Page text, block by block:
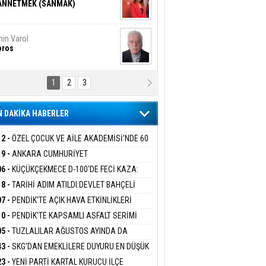
(SANMAK)
Varol
DNA Kuşaklararası
Biyolojik Faturası
Adıyaman
Bu Sahaya Sığmazam
Ali Çölük
Satırın İçindeki İnsan
Kılıç
ATEŞE ATILAN VİCDAN
BAŞARSLAN
1 2 3
DAKİKA HABERLER
- ÖZEL ÇOCUK VE AİLE AKADEMİSİ'NDE 60
HİZMET VERİLDİ
- ANKARA CUMHURİYET
ÖZGÜR ÖZEL VE VELİ
HAKKINDA FEZLEKE
- KÜÇÜKÇEKMECE D-100'DE FECİ KAZA:
İETT OTOBÜSÜNE ÇARPTI 3 KİŞİ
KAYBETTİ
- TARİHİ ADIM ATILDI:DEVLET BAHÇELİ
TÜRKİYE' ÇERÇEVE YASA TEKLİFİNİ
- PENDİK'TE AÇIK HAVA ETKİNLİKLERİ
SİNEMASIYLA BAŞLADI
- PENDİK'TE KAPSAMLI ASFALT SERİMİ
- TUZLALILAR AĞUSTOS AYINDA DA
DOYACAK
- SKG'DAN EMEKLİLERE DUYURU:EN DÜŞÜK
AYLIĞI FARKLARI 7 AĞUSTOS'TA
- YENİ PARTİ KARTAL KURUCU İLÇE